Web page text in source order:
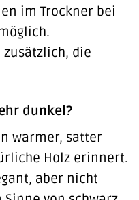
im Trockner bei
die
dunkel?
warmer, satter
Holz erinnert.
aber nicht